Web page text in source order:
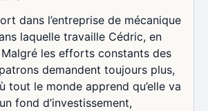
dans l’entreprise de mécanique
laquelle travaille Cédric, en
les efforts constants des
demandent toujours plus,
tout le monde apprend qu’elle va
fond d’investissement,